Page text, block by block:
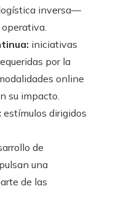
inversa—
iniciativas
por la
online
su impacto.
estímulos dirigidos
de
una
de las